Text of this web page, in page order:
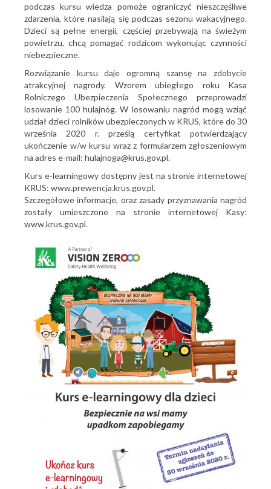
podczas kursu wiedza pomoże ograniczyć nieszczęśliwe
zdarzenia, które nasilają się podczas sezonu wakacyjnego.
Dzieci są pełne energii, częściej przebywają na świeżym
powietrzu, chcą pomagać rodzicom wykonując czynności
niebezpieczne.
Rozwiązanie kursu daje ogromną szansę na zdobycie
atrakcyjnej nagrody. Wzorem ubiegłego roku Kasa
Rolniczego Ubezpieczenia Społecznego przeprowadzi
losowanie 100 hulajnóg. W losowaniu nagród mogą wziąć
udział dzieci rolników ubezpieczonych w KRUS, które do 30
września 2020 r. prześlą certyfikat potwierdzający
ukończenie w/w kursu wraz z formularzem zgłoszeniowym
na adres e-mail: hulajnoga@krus.gov.pl.
Kurs e-learningowy dostępny jest na stronie internetowej
KRUS: www.prewencja.krus.gov.pl.
Szczegółowe informacje, oraz zasady przyznawania nagród
zostały umieszczone na stronie internetowej Kasy:
www.krus.gov.pl.